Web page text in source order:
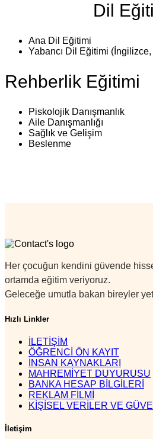
Dil
Ana Dil Eğitimi
Yabancı Dil Eğitimi
Rehberlik Eğitimi
Piskolojik Danışmanlık
Aile Danışmanlığı
Sağlık ve Gelişim
Beslenme
Her çocuğun kendini güvende
ortamda eğitim veriyoruz.
Geleceğe umutla bakan bireyler
Hızlı Linkler
İLETİŞİM
ÖĞRENCİ ÖN KAYIT
İNSAN KAYNAKLARI
MAHREMİYET DUYURUSU
BANKA HESAP BİLGİLERİ
REKLAM FİLMİ
KİŞİSEL VERİLER VE
İletişim